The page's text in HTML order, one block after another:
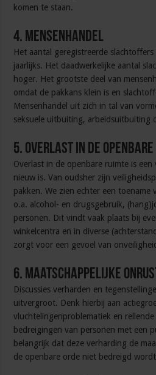
komen te staan.
4. Mensenhandel
Het aantal geregistreerde
jaarlijks. Het daadwerkelijke aantal
hoger. Het grootste deel van
omdat de pakkans klein is en
Mensenhandel uit zich in tal van
seksuele uitbuiting, arbeidsuitbuiting
5. Overlast in de
Overlast in de openbare ruimte is
nieuw is. Van oudsher zijn
pakken. We zien echter een toename
o.a. alcohol- en drugsgebruik,
personen. Dit vindt vaak plaats bij
winkelcentra en in diverse
zorgt voor een gevoel van
6. Maatschappelijke
Discussies verharden en
uitvergroot. Denk hierbij aan
vluchtelingenproblematiek en
bedreigingen van personen met een
belangrijk dat deze verharding de
de openbare orde niet bedreigd